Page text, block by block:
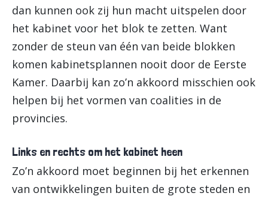
dan kunnen ook zij hun macht uitspelen door
het kabinet voor het blok te zetten. Want
zonder de steun van één van beide blokken
komen kabinetsplannen nooit door de Eerste
Kamer. Daarbij kan zo’n akkoord misschien ook
helpen bij het vormen van coalities in de
provincies.
Links en rechts om het kabinet heen
Zo’n akkoord moet beginnen bij het erkennen
van ontwikkelingen buiten de grote steden en